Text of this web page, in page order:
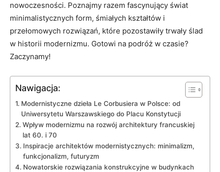
nowoczesności. Poznajmy razem fascynujący świat
minimalistycznych form, śmiałych kształtów i
przełomowych⁤ rozwiązań, ‌które pozostawiły trwały ​ślad
w historii modernizmu. ⁣Gotowi​ na podróż w czasie?
Zaczynamy!
Nawigacja:
Modernistyczne dzieła Le Corbusiera w Polsce: od
Uniwersytetu Warszawskiego⁣ do Placu Konstytucji
Wpływ modernizmu​ na rozwój architektury francuskiej
lat 60. i ​70
Inspiracje architektów modernistycznych: minimalizm, ​
funkcjonalizm, futuryzm
Nowatorskie rozwiązania konstrukcyjne w budynkach